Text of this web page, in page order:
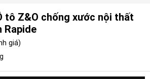
tô Z&O chống xước nội thất
Rapide
giá)